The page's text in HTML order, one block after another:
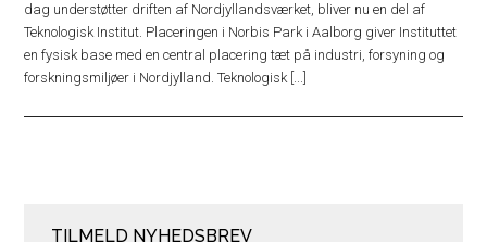
dag understøtter driften af Nordjyllandsværket, bliver nu en del af
Teknologisk Institut. Placeringen i Norbis Park i Aalborg giver Instituttet
en fysisk base med en central placering tæt på industri, forsyning og
forskningsmiljøer i Nordjylland. Teknologisk [...]
TILMELD NYHEDSBREV